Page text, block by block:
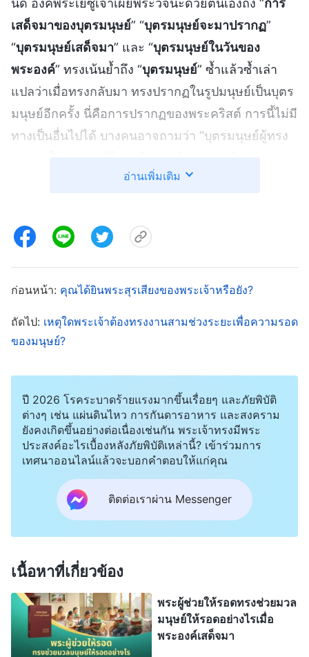
เสด็จมาของบุตรมนุษย์” “บุตรมนุษย์จะมาปรากฏ”
“บุตรมนุษย์เสด็จมา” และ “บุตรมนุษย์ในวันของ
พระองค์” ทรงเน้นย้ำถึง “บุตรมนุษย์” ซ้ำแล้วซ้ำเล่า
แปลว่าเมื่อทรงกลับมา ทรงปรากฏในรูปมนุษย์เป็นบุตร
มนุษย์อีกครั้ง นี่คือการปรากฏของพระคริสต์ การนี้ไม่มี
ทางเป็นอื่นไปได้ บางคนอาจถามว่า “บุตรมนุษย์ผู้ทรง
พระองค์ต้องดูเหมือนคนปกติ มีผู้คนจากทั่วโลกที่อ้าง
คริสต์ บ้างว่าคนนั้นคือพระคริสต์ แล้วคนไหนจริงแท้
และคนไหนเทียมเท็จล่ะครับ? เราจะต้อนรับพระผู้ช่วย
ให้รอดได้ยังไง?” คนส่วนใหญ่ติดขัดจุดนี้เมื่อมองค้น
เข้าไปในหนทางแท้จริง อันที่จริง นี่ไม่ใช่คำถามยาก
ครับ หากไตร่ตรองคำเผยพระวจนะขององค์พระเยซู
เจ้าอย่างจริงจัง เราก็จะพบหนทาง องค์พระเยซูเจ้า
ตอนนี้ท่านยังรับไม่ไหว เมื่อพระวิญญาณแห่งความจริง
เสด็จมาแล้ว พระองค์จะนำพวกท่านไปสู่ความจริงทั้ง
มวล” (ยอห์น 16:12-13)“เมื่อถึงเวลาเที่ยงคืนก็มีเสียงร้อง
ว่า ‘เจ้าบ่าวมาแล้ว จงออกมารับท่านเถิด’”(มัทธิว 25:6)
แกะของเราย่อมฟังเสียงของเรา เรารู้จักแกะเหล่านั้น
และแกะนั้นก็ตามเรา
นี่แน่ะ เรายืน
เคาะอยู่ที่ประตู ถ้าใครได้ยินเสียงของเราและเปิดประตู
เราจะเข้าไปหาเขาและจะรับประทานอาหารร่วมกับ
3:20)“ ในเวลานั้นถ้าใครจะบอกท่านทั้งหลายว่า ‘นี่แน่ะ
พระคริสต์อยู่ที่นี่’ หรือ ‘อยู่ที่โน่น’ อย่าเชื่อเลย เพราะว่า
จะมีพระคริสต์เทียมเท็จและผู้เผยพระวจนะเทียมเท็จ
หลายคนปรากฏขึ้น แสดงหมายสำคัญและการอัศจรรย์
อ่านเพิ่มเติม
ก่อนหน้า: คุณได้ยินพระสุรเสียงของพระเจ้าหรือยัง?
ถัดไป: เหตุใดพระเจ้าต้องทรงงานสามช่วงระยะเพื่อความรอด
ของมนุษย์?
ปี 2026 โรคระบาดร้ายแรงมากขึ้นเรื่อยๆ และภัยพิบัติ
ต่างๆ เช่น แผ่นดินไหว การกันดารอาหาร และสงคราม
ยังคงเกิดขึ้นอย่างต่อเนื่องเช่นกัน พระเจ้าทรงมีพระ
ประสงค์อะไรเบื้องหลังภัยพิบัติเหล่านี้? เข้าร่วมการ
เทศนาออนไลน์แล้วจะบอกคำตอบให้แก่คุณ
ติดต่อเราผ่าน Messenger
เนื้อหาที่เกี่ยวข้อง
พระผู้ช่วยให้รอดทรงช่วยมวล
มนุษย์ให้รอดอย่างไรเมื่อ
พระองค์เสด็จมา